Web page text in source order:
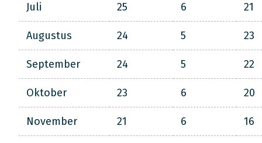
Juli 25 6 21
Augustus 24 5 23
September 24 5 22
Oktober 23 6 20
November 21 6 16